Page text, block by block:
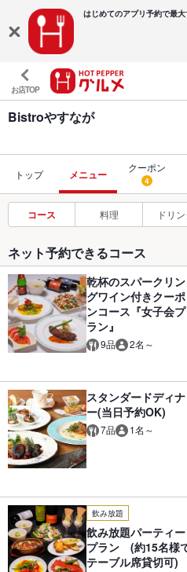
はじめてのアプリ予約で最大
お店TOP
Bistroやすなが
トップ メニュー
クーポン
4
コース 料理 ドリ
ネット予約できるコース
乾杯のスパークリン
グワイン付きクーポ
ンコース『女子会プ
ラン』
9品 2名～
スタンダードディナ
ー(当日予約OK)
7品 1名～
飲み放題
飲み放題パーティー
プラン (約15名様
テーブル席貸切可)